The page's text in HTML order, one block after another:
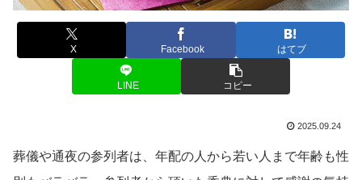
X Facebook はてブ
LINE コピー
2025.09.24
葬儀や通夜の参列者は、年配の人から若い人まで年齢も性